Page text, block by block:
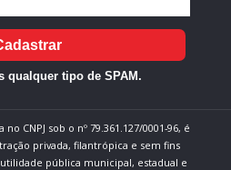
qualquer tipo de SPAM.
CNPJ sob o nº 79.361.127/0001-96, é
privada, filantrópica e sem fins
pública municipal, estadual e